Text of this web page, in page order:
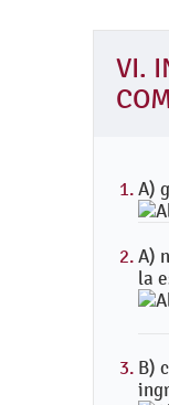
VI.
A)
A)
la
B)